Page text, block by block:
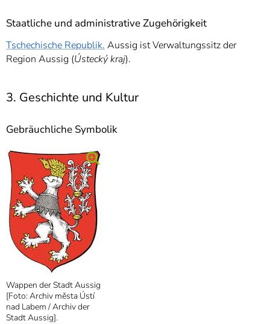
Staatliche und administrative Zugehörigkeit
Tschechische Republik. Aussig ist Verwaltungssitz der
Region Aussig (Ústecký kraj).
3. Geschichte und Kultur
Gebräuchliche Symbolik
Wappen der Stadt Aussig
[Foto: Archiv města Ústí
nad Labem / Archiv der
Stadt Aussig].